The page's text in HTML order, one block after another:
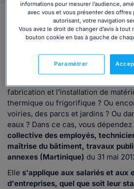
En bref
Retrouvez tous les avantages
Convention collective.
Vous travaillez en Martinique pour
fabrication et l’installation de
thermique ou frigorifique ? Ou
voiries, des parcs et jardins ? Ou
eaux ? Dans ce cas, vous dépendez
collective des employés,
maîtrise du bâtiment, travaux
annexes (Martinique) du 31 mai
Elle s'applique aux salariés et aux
d'entreprises, quel que soit leur
informations pour mesurer l’audience,
avec vous et vous présenter des offres
autorisant, votre navigation
Vous avez le droit de changer d’avis à
bouton cookie en bas à gauche de
Paramétrer